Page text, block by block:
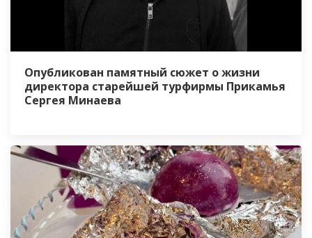
Опубликован памятный сюжет о жизни
директора старейшей турфирмы Прикамья
Сергея Минаева